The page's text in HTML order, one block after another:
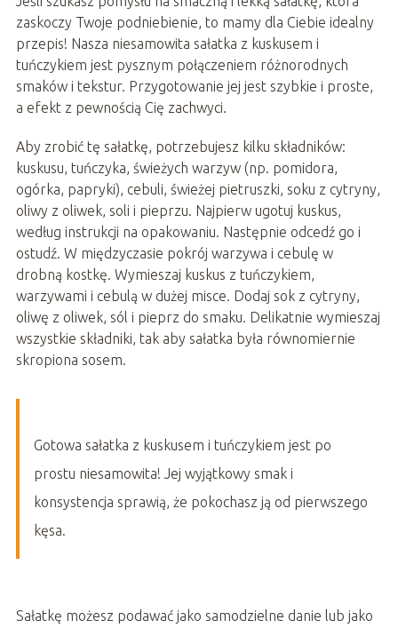
zaskoczy Twoje podniebienie, to mamy dla Ciebie idealny
przepis! Nasza niesamowita sałatka z kuskusem i
tuńczykiem jest pysznym połączeniem różnorodnych
smaków i tekstur. Przygotowanie jej jest szybkie i proste,
a efekt z pewnością Cię zachwyci.
Aby zrobić tę sałatkę, potrzebujesz kilku składników:
kuskusu, tuńczyka, świeżych warzyw (np. pomidora,
ogórka, papryki), cebuli, świeżej pietruszki, soku z cytryny,
oliwy z oliwek, soli i pieprzu. Najpierw ugotuj kuskus,
według instrukcji na opakowaniu. Następnie odcedź go i
ostudź. W międzyczasie pokrój warzywa i cebulę w
drobną kostkę. Wymieszaj kuskus z tuńczykiem,
warzywami i cebulą w dużej misce. Dodaj sok z cytryny,
oliwę z oliwek, sól i pieprz do smaku. Delikatnie wymieszaj
wszystkie składniki, tak aby sałatka była równomiernie
skropiona sosem.
Gotowa sałatka z kuskusem i tuńczykiem jest po
prostu niesamowita! Jej wyjątkowy smak i
konsystencja sprawią, że pokochasz ją od pierwszego
kęsa.
Sałatkę możesz podawać jako samodzielne danie lub jako